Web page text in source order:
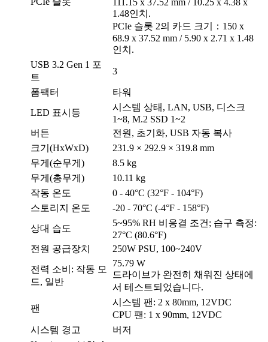
111.15 x 37.52 mm / 10.25 x 4.38 x
1.48인치.
PCIe 슬롯 2의 카드 크기：150 x
68.9 x 37.52 mm / 5.90 x 2.71 x 1.48
인치.
USB 3.2 Gen 1 포
트
3
폼팩터
타워
LED 표시등
시스템 상태, LAN, USB, 디스크
1~8, M.2 SSD 1~2
버튼
전원, 초기화, USB 자동 복사
크기(HxWxD)
231.9 × 292.9 × 319.8 mm
무게(순무게)
8.5 kg
무게(총무게)
10.11 kg
작동 온도
0 - 40°C (32°F - 104°F)
스토리지 온도
-20 - 70°C (-4°F - 158°F)
상대 습도
5~95% RH 비응결 조건; 습구 측정:
27°C (80.6°F)
전원 공급장치
250W PSU, 100~240V
전력 소비: 작동 모
드, 일반
75.79 W
드라이브가 완전히 채워진 상태에
서 테스트되었습니다.
팬
시스템 팬: 2 x 80mm, 12VDC
CPU 팬: 1 x 90mm, 12VDC
시스템 경고
버저